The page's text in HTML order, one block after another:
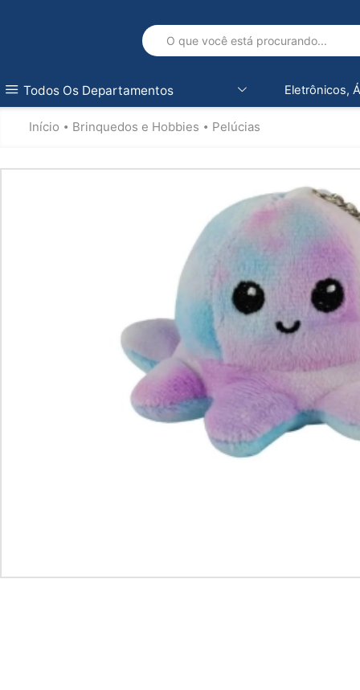
Todos Os Departamentos Eletrônicos,
Início • Brinquedos e Hobbies • Pelúcias